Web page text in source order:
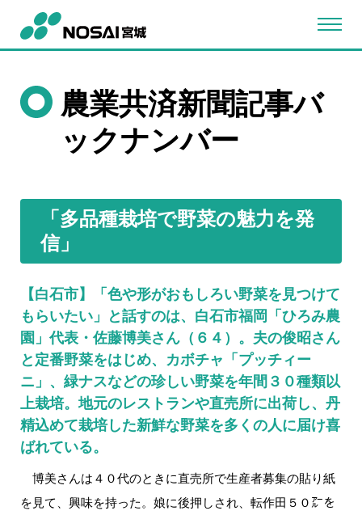
農業共済新聞記事バ
ックナンバー
「多品種栽培で野菜の魅力を発
信」
【白石市】「色や形がおもしろい野菜を見つけて
もらいたい」と話すのは、白石市福岡「ひろみ農
園」代表・佐藤博美さん（６４）。夫の俊昭さん
と定番野菜をはじめ、カボチャ「プッチィー
ニ」、緑ナスなどの珍しい野菜を年間３０種類以
上栽培。地元のレストランや直売所に出荷し、丹
精込めて栽培した新鮮な野菜を多くの人に届け喜
ばれている。
博美さんは４０代のときに直売所で生産者募集の貼り紙
を見て、興味を持った。娘に後押しされ、転作田５０㌃を